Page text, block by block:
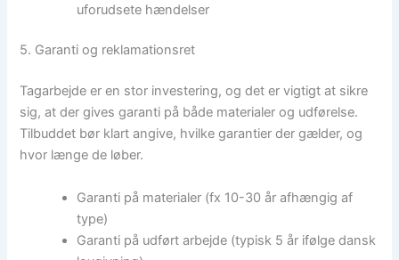
uforudsete hændelser
5. Garanti og reklamationsret
Tagarbejde er en stor investering, og det er vigtigt at sikre
sig, at der gives garanti på både materialer og udførelse.
Tilbuddet bør klart angive, hvilke garantier der gælder, og
hvor længe de løber.
Garanti på materialer (fx 10-30 år afhængig af
type)
Garanti på udført arbejde (typisk 5 år ifølge dansk